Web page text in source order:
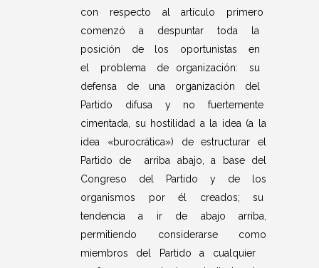
con respecto al artículo primero
comenzó a despuntar toda la
posición de los oportunistas en
el problema de organización: su
defensa de una organización del
Partido difusa y no fuertemente
cimentada, su hostilidad a la idea (a la
idea «burocrática») de estructurar el
Partido de arriba abajo, a base del
Congreso del Partido y de los
organismos por él creados; su
tendencia a ir de abajo arriba,
permitiendo considerarse como
miembros del Partido a cualquier